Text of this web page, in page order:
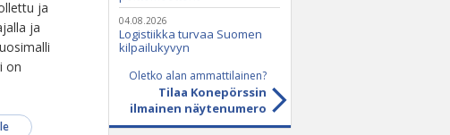
ja
ja
on
04.08.2026
Logistiikka turvaa Suomen
kilpailukyvyn
Oletko alan ammattilainen?
Tilaa Konepörssin
ilmainen näytenumero